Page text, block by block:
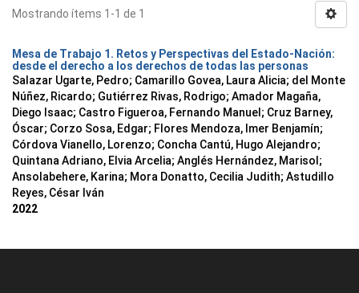
Mostrando ítems 1-1 de 1
Mesa de Trabajo 1. Retos y Perspectivas del Estado-Nación:
desde el derecho a los derechos de todas las personas
Salazar Ugarte, Pedro; Camarillo Govea, Laura Alicia; del Monte
Núñez, Ricardo; Gutiérrez Rivas, Rodrigo; Amador Magaña,
Diego Isaac; Castro Figueroa, Fernando Manuel ; Cruz Barney,
Óscar; Corzo Sosa, Edgar; Flores Mendoza, Imer Benjamín;
Córdova Vianello, Lorenzo; Concha Cantú, Hugo Alejandro;
Quintana Adriano, Elvia Arcelia; Anglés Hernández, Marisol ;
Ansolabehere, Karina; Mora Donatto, Cecilia Judith; Astudillo
Reyes, César Iván
2022